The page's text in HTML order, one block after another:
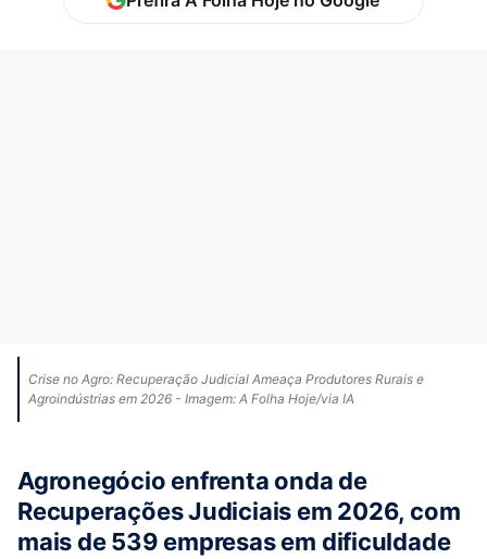
Crise no Agro: Recuperação Judicial Ameaça Produtores Rurais e
Agroindústrias em 2026 - Imagem: A Folha Hoje/via IA
Agronegócio enfrenta onda de
Recuperações Judiciais em 2026, com
mais de 539 empresas em dificuldade